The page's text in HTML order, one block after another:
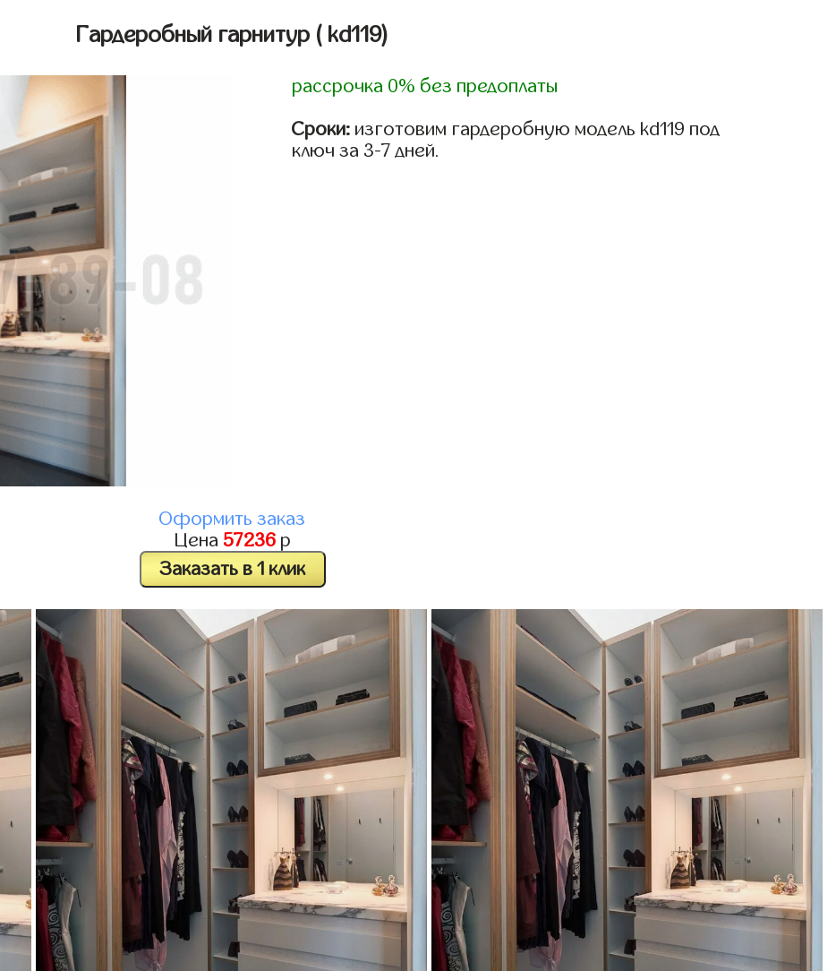
Гардеробный гарнитур ( kd119)
рассрочка 0% без предоплаты
Сроки: изготовим гардеробную модель kd119 под
ключ за 3-7 дней.
Оформить заказ
Цена 57236р
Заказать в 1 клик